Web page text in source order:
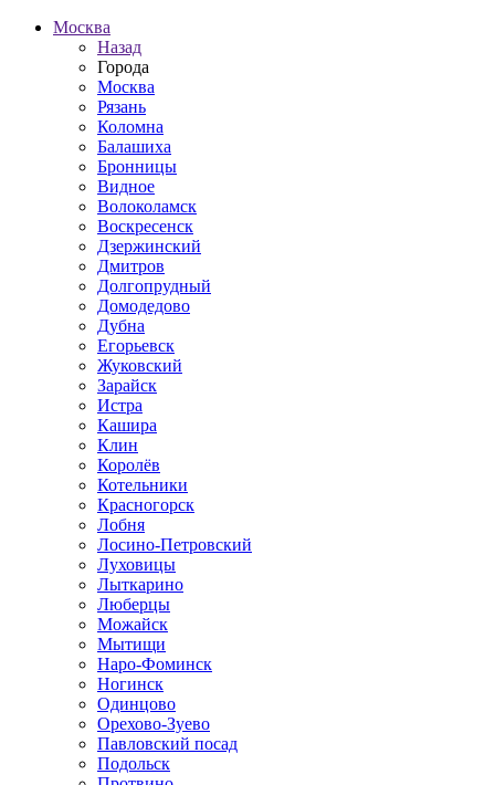
Москва
Назад
Города
Москва
Рязань
Коломна
Балашиха
Бронницы
Видное
Волоколамск
Воскресенск
Дзержинский
Дмитров
Долгопрудный
Домодедово
Дубна
Егорьевск
Жуковский
Зарайск
Истра
Кашира
Клин
Королёв
Котельники
Красногорск
Лобня
Лосино-Петровский
Луховицы
Лыткарино
Люберцы
Можайск
Мытищи
Наро-Фоминск
Ногинск
Одинцово
Орехово-Зуево
Павловский посад
Подольск